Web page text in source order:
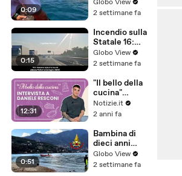
0:09
liberate a
Two sea
turtles
released off
the coast of
Bari
Globo View
2 settimane fa
0:15
Incendio sulla
Statale 16:
traffico
bloccato tra
Bisceglie (24
luglio 2026) -
video
Globo View
2 settimane fa
12:31
"Il bello della
cucina"
intervista a
Dany Resconi
Notizie.it
2 anni fa
0:51
Bambina di
dieci anni
scomparsa nel
lago di Como,
Globo View
2 settimane fa